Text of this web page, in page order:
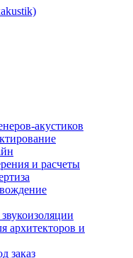
акустиков
и расчеты
архитекторов и
заказ